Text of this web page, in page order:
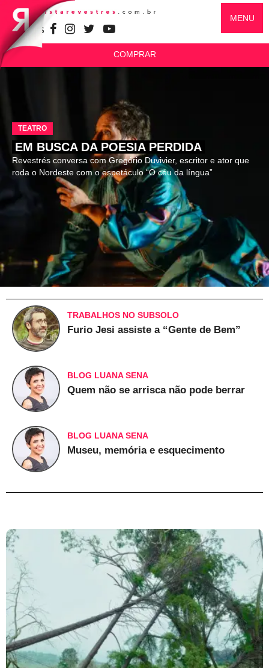
SIGA-NOS
MENU
COMPRAR
TEATRO
EM BUSCA DA POESIA PERDIDA
Revestrés conversa com Gregório Duvivier, escritor e ator que
roda o Nordeste com o espetáculo “O céu da língua”
TRABALHOS NO SUBSOLO
Furio Jesi assiste a “Gente de Bem”
BLOG LUANA SENA
Quem não se arrisca não pode berrar
BLOG LUANA SENA
Museu, memória e esquecimento